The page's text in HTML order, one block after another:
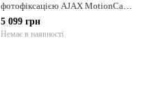
фотофіксацією AJAX MotionCam
(PhOD) (black)
5 099 грн
Немає в наявності